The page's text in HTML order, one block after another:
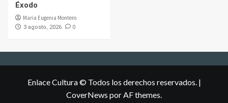
Éxodo
Maria Eugenia Montero
3 agosto, 2026 0
Enlace Cultura © Todos los derechos reservados. |
CoverNews por AF themes.